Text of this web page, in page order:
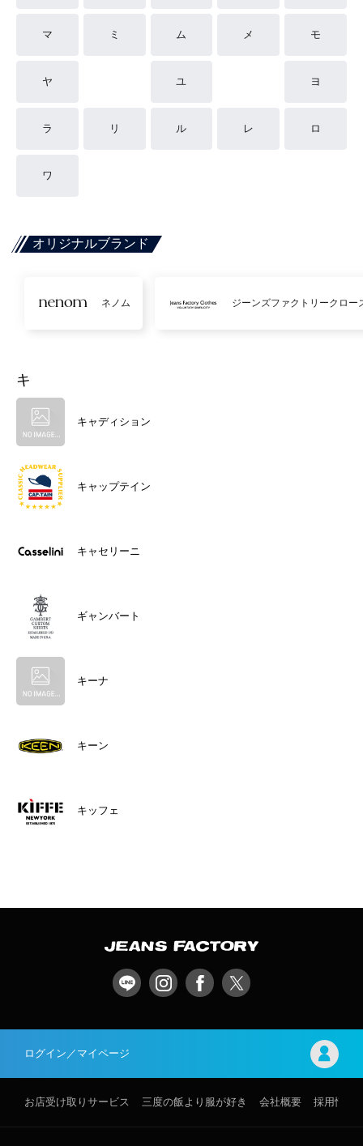
マ ミ ム メ モ
ヤ ユ ヨ
ラ リ ル レ ロ
ワ
オリジナルブランド
ネノム ジーンズファクトリークロー
キ
キャディション
キャップテイン
キャセリーニ
ギャンバート
キーナ
キーン
キッフェ
ログイン／マイページ
お店受け取りサービス 三度の飯より服が好き 会社概要 採用情報